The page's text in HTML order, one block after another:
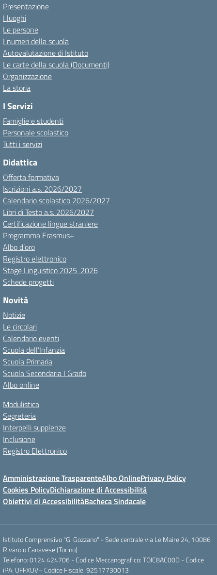
Presentazione
I luoghi
Le persone
I numeri della scuola
Autovalutazione di Istituto
Le carte della scuola (Documenti)
Organizzazione
La storia
I Servizi
Famiglie e studenti
Personale scolastico
Tutti i servizi
Didattica
Offerta formativa
Iscrizioni a.s. 2026/2027
Calendario scolastico 2026/2027
Libri di Testo a.s. 2026/2027
Certificazione lingue straniere
Programma Erasmus+
Albo d’oro
Registro elettronico
Stage Linguistico 2025-2026
Schede progetti
Novità
Notizie
Le circolari
Calendario eventi
Scuola dell’Infanzia
Scuola Primaria
Scuola Secondaria I Grado
Albo online
Modulistica
Segreteria
Interpelli supplenze
Inclusione
Registro Elettronico
Amministrazione TrasparenteAlbo OnlinePrivacy Policy
Cookies PolicyDichiarazione di Accessibilità
Obiettivi di AccessibilitàBacheca Sindacale
Istituto Comprensivo "G. Gozzano" - Sede centrale via Le Maire 24, 10086
Rivarolo Canavese (Torino)
Telefono: 0124 424706 - Codice Meccanografico: TOIC8AC00D - Codice
iPA: UFFXUV– Codice Fiscale: 92517730013